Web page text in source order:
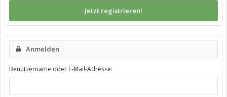
Jetzt registrieren!
Anmelden
Benutzername oder E-Mail-Adresse: